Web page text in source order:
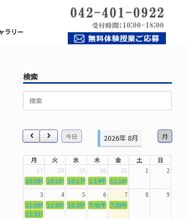
ラリー
検索
検
今日 月
2026年 8月
月 火 水 木 金 土
日
27
28 29 30 31 1
2
10:08午前5362．～国語力を〜
10:10午前5363．～自信を〜
10:17午前5364．～信じて待つ〜
1:14午後5365．～計画的に〜
11:16午前
3
4 5 6 7 8
9
11:08午前5367．～機能を育てる〜
11:30午前5369．～歌唱造形〜
10:35午前5370．～バランスを〜
7:41午前5371．～漢字学習〜
7:39午前
11:21午前